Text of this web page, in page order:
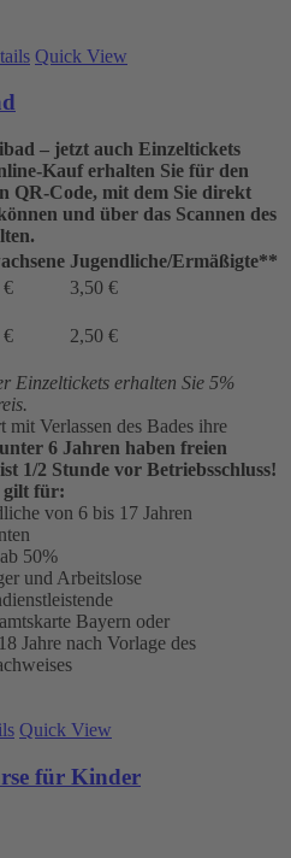
Quick View
– jetzt auch Einzeltickets
Kauf erhalten Sie für den
QR-Code, mit dem Sie direkt
und über das Scannen des
Jugendliche/Ermäßigte**
€
3,50 €
€ 2,50 €
Einzeltickets erhalten Sie 5%
Verlassen des Bades ihre
6 Jahren haben freien
1/2 Stunde vor Betriebsschluss!
für:
von 6 bis 17 Jahren
50%
und Arbeitslose
Bayern oder
Jahre nach Vorlage des
Quick View
für Kinder